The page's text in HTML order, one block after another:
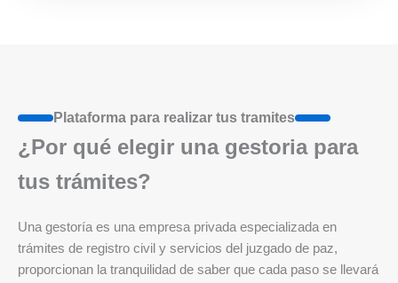
Plataforma para realizar tus tramites
¿Por qué elegir una gestoria para
tus trámites?
Una gestoría es una empresa privada especializada en
trámites de registro civil y servicios del juzgado de paz,
proporcionan la tranquilidad de saber que cada paso se llevará